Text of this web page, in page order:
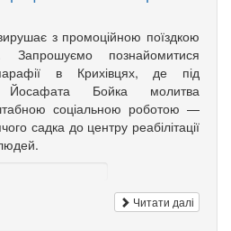
з промоційною поїздкою
Запрошуємо познайомитися
в Крихівцях, де під
Йосафата Бойка молитва
соціальною роботою —
садка до центру реабілітації
Читати далі